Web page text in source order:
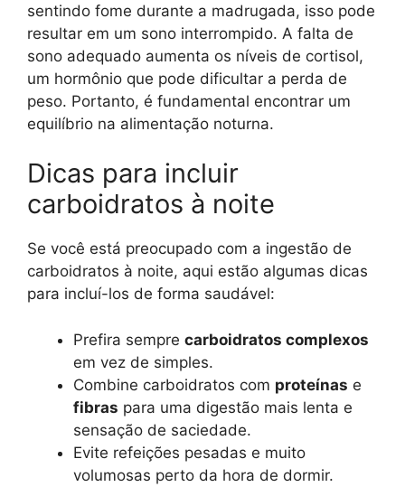
sentindo fome durante a madrugada, isso pode
resultar em um sono interrompido. A falta de
sono adequado aumenta os níveis de cortisol,
um hormônio que pode dificultar a perda de
peso. Portanto, é fundamental encontrar um
equilíbrio na alimentação noturna.
Dicas para incluir
carboidratos à noite
Se você está preocupado com a ingestão de
carboidratos à noite, aqui estão algumas dicas
para incluí-los de forma saudável:
Prefira sempre carboidratos complexos
em vez de simples.
Combine carboidratos com proteínas e
fibras para uma digestão mais lenta e
sensação de saciedade.
Evite refeições pesadas e muito
volumosas perto da hora de dormir.